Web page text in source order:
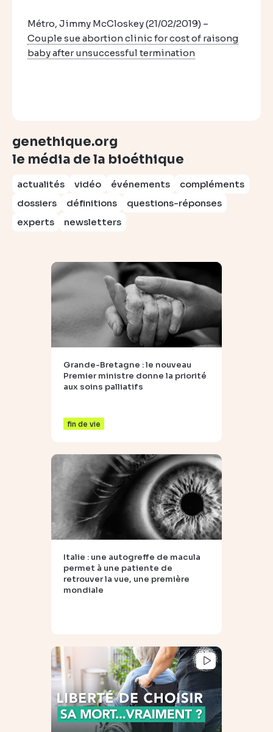
Métro, Jimmy McCloskey (21/02/2019) –
Couple sue abortion clinic for cost of raisong
baby after unsuccessful termination
genethique.org
le média de la bioéthique
actualités vidéo événements
compléments
dossiers
définitions
questions-réponses
experts
newsletters
Grande-Bretagne : le nouveau
Premier ministre donne la priorité
aux soins palliatifs
fin de vie
Italie : une autogreffe de macula
permet à une patiente de
retrouver la vue, une première
mondiale